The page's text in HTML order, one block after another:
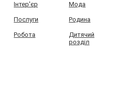
Інтер'єр Мода
Послуги Родина
Робота
Дитячий
розділ